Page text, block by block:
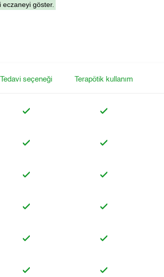
eczaneyi göster.
Tedavi seçeneği Terapötik kullanım